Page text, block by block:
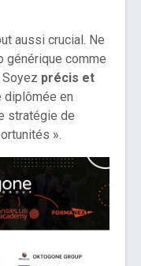
aussi crucial. Ne
générique comme
Soyez précis et
diplômée en
stratégie de
».